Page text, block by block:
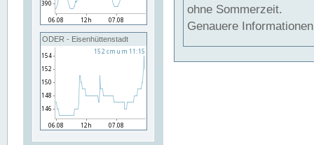
ODER - Eisenhüttenstadt
ohne Sommerzeit.
Genauere